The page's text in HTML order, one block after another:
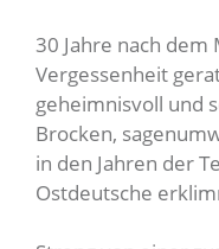
30 Jahre nach dem
Vergessenheit
geheimnisvoll und
Brocken,
in den Jahren der
Ostdeutsche